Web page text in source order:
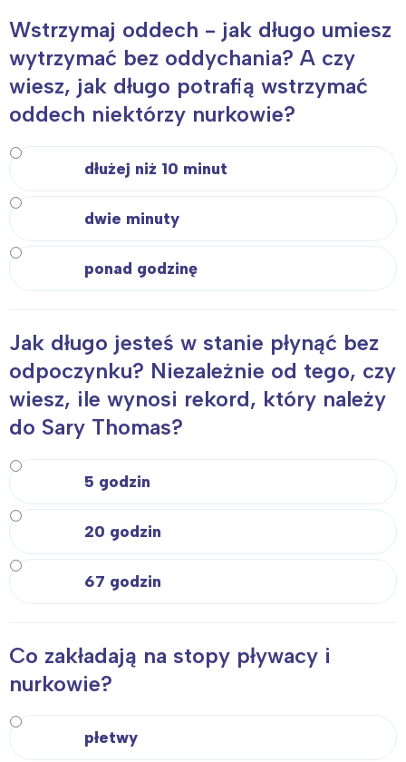
Wstrzymaj oddech - jak długo umiesz
wytrzymać bez oddychania? A czy
wiesz, jak długo potrafią wstrzymać
oddech niektórzy nurkowie?
dłużej niż 10 minut
dwie minuty
ponad godzinę
Jak długo jesteś w stanie płynąć bez
odpoczynku? Niezależnie od tego, czy
wiesz, ile wynosi rekord, który należy
do Sary Thomas?
5 godzin
20 godzin
67 godzin
Co zakładają na stopy pływacy i
nurkowie?
płetwy